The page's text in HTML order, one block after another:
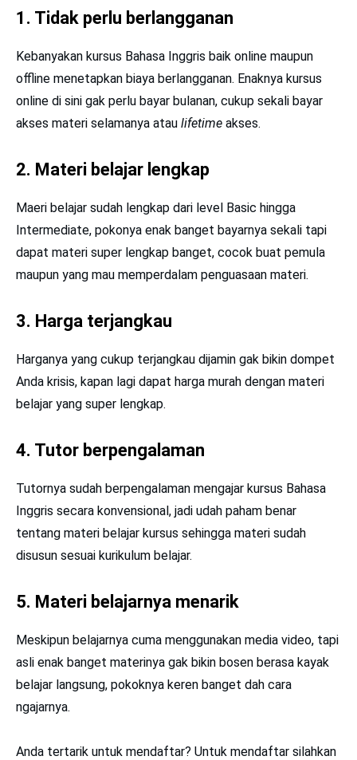
1. Tidak perlu berlangganan
Kebanyakan kursus Bahasa Inggris baik online maupun
offline menetapkan biaya berlangganan. Enaknya kursus
online di sini gak perlu bayar bulanan, cukup sekali bayar
akses materi selamanya atau lifetime akses.
2. Materi belajar lengkap
Maeri belajar sudah lengkap dari level Basic hingga
Intermediate, pokonya enak banget bayarnya sekali tapi
dapat materi super lengkap banget, cocok buat pemula
maupun yang mau memperdalam penguasaan materi.
3. Harga terjangkau
Harganya yang cukup terjangkau dijamin gak bikin dompet
Anda krisis, kapan lagi dapat harga murah dengan materi
belajar yang super lengkap.
4. Tutor berpengalaman
Tutornya sudah berpengalaman mengajar kursus Bahasa
Inggris secara konvensional, jadi udah paham benar
tentang materi belajar kursus sehingga materi sudah
disusun sesuai kurikulum belajar.
5. Materi belajarnya menarik
Meskipun belajarnya cuma menggunakan media video, tapi
asli enak banget materinya gak bikin bosen berasa kayak
belajar langsung, pokoknya keren banget dah cara
ngajarnya.
Anda tertarik untuk mendaftar? Untuk mendaftar silahkan